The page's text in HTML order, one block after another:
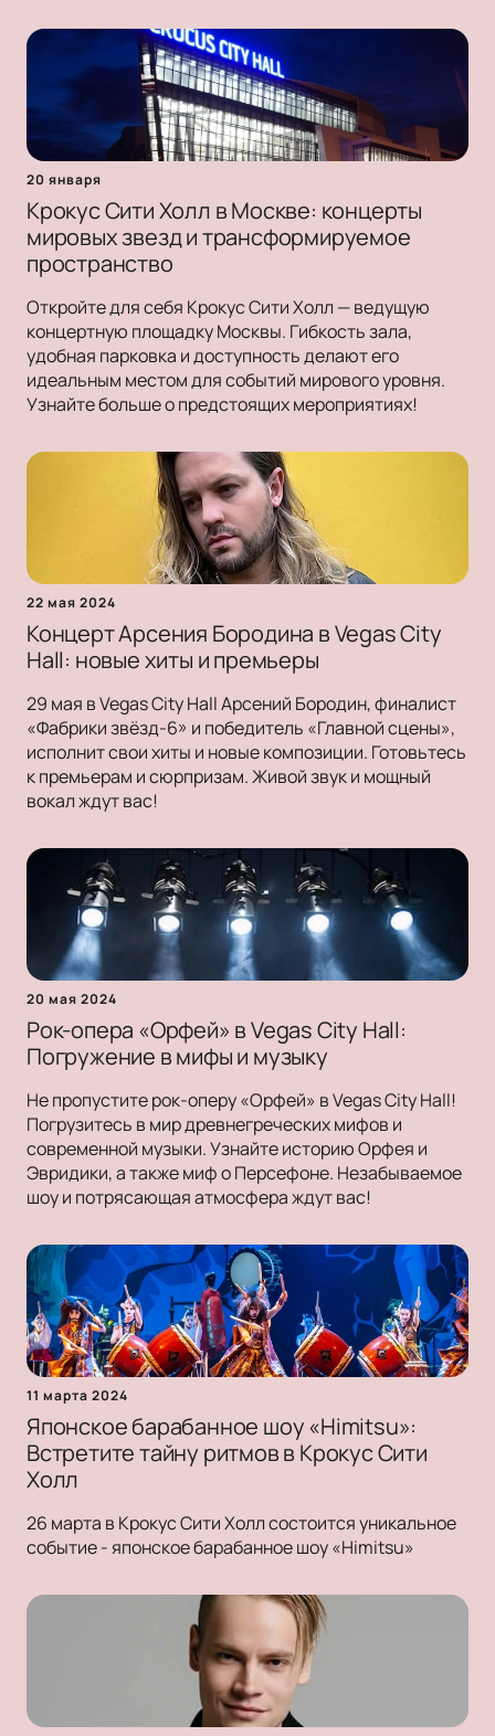
20 января
Крокус Сити Холл в Москве: концерты
мировых звезд и трансформируемое
пространство
Откройте для себя Крокус Сити Холл — ведущую
концертную площадку Москвы. Гибкость зала,
удобная парковка и доступность делают его
идеальным местом для событий мирового уровня.
Узнайте больше о предстоящих мероприятиях!
22 мая 2024
Концерт Арсения Бородина в Vegas City
Hall: новые хиты и премьеры
29 мая в Vegas City Hall Арсений Бородин, финалист
«Фабрики звёзд-6» и победитель «Главной сцены»,
исполнит свои хиты и новые композиции. Готовьтесь
к премьерам и сюрпризам. Живой звук и мощный
вокал ждут вас!
20 мая 2024
Рок-опера «Орфей» в Vegas City Hall:
Погружение в мифы и музыку
Не пропустите рок-оперу «Орфей» в Vegas City Hall!
Погрузитесь в мир древнегреческих мифов и
современной музыки. Узнайте историю Орфея и
Эвридики, а также миф о Персефоне. Незабываемое
шоу и потрясающая атмосфера ждут вас!
11 марта 2024
Японское барабанное шоу «Himitsu»:
Встретите тайну ритмов в Крокус Сити
Холл
26 марта в Крокус Сити Холл состоится уникальное
событие - японское барабанное шоу «Himitsu»